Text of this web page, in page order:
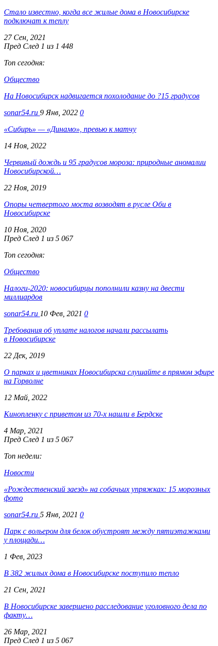
Стало известно, когда все жилые дома в Новосибирске
подключат к теплу
27 Сен, 2021
Пред След 1 из 1 448
Топ сегодня:
Общество
На Новосибирск надвигается похолодание до ?15 градусов
sonar54.ru 9 Янв, 2022 0
«Сибирь» — «Динамо», превью к матчу
14 Ноя, 2022
Червивый дождь и 95 градусов мороза: природные аномалии
Новосибирской…
22 Ноя, 2019
Опоры четвертого моста возводят в русле Оби в
Новосибирске
10 Ноя, 2020
Пред След 1 из 5 067
Топ сегодня:
Общество
Налоги-2020: новосибирцы пополнили казну на двести
миллиардов
sonar54.ru 10 Фев, 2021 0
Требования об уплате налогов начали рассылать
в Новосибирске
22 Дек, 2019
О парках и цветниках Новосибирска слушайте в прямом эфире
на Горволне
12 Май, 2022
Кинопленку с приветом из 70-х нашли в Бердске
4 Мар, 2021
Пред След 1 из 5 067
Топ недели:
Новости
«Рождественский заезд» на собачьих упряжках: 15 морозных
фото
sonar54.ru 5 Янв, 2021 0
Парк с вольером для белок обустроят между пятиэтажками
у площади…
1 Фев, 2023
В 382 жилых дома в Новосибирске поступило тепло
21 Сен, 2021
В Новосибирске завершено расследование уголовного дела по
факту…
26 Мар, 2021
Пред След 1 из 5 067